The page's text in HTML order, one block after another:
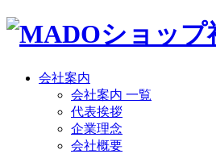
会社案内
会社案内 一覧
代表挨拶
企業理念
会社概要